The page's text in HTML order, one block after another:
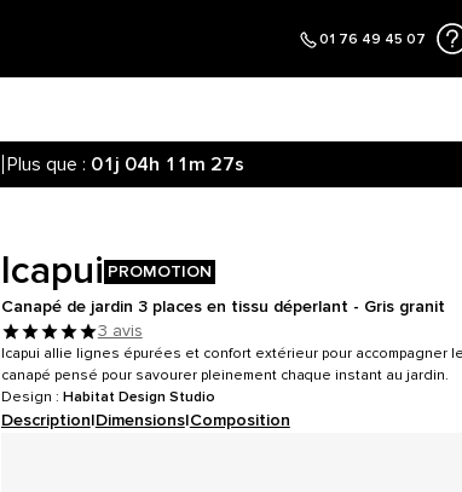
01 76 49 45 07
Plus que : 01j 04h 11m 26s
Icapui PROMOTION
Canapé de jardin 3 places en tissu déperlant - Gris granit
3 avis
Icapui allie lignes épurées et confort extérieur pour accompagner
canapé pensé pour savourer pleinement chaque instant au jardin.
Design : Habitat Design Studio
Description|Dimensions|Composition